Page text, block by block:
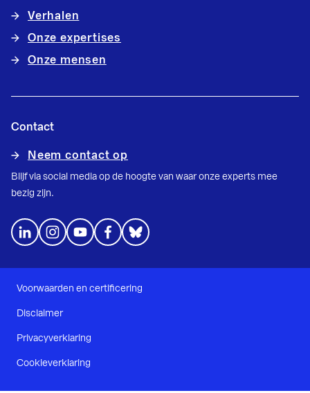
Verhalen
Onze expertises
Onze mensen
Contact
Neem contact op
Blijf via social media op de hoogte van waar onze experts mee
bezig zijn.
Voorwaarden en certificering
Disclaimer
Privacyverklaring
Cookieverklaring